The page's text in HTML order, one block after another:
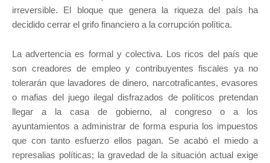
irreversible. El bloque que genera la riqueza del país ha
decidido cerrar el grifo financiero a la corrupción política.
La advertencia es formal y colectiva. Los ricos del país que
son creadores de empleo y contribuyentes fiscales ya no
tolerarán que lavadores de dinero, narcotraficantes, evasores
o mafias del juego ilegal disfrazados de políticos pretendan
llegar a la casa de gobierno, al congreso o a los
ayuntamientos a administrar de forma espuria los impuestos
que con tanto esfuerzo ellos pagan. Se acabó el miedo a
represalias políticas; la gravedad de la situación actual exige